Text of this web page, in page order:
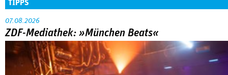
TIPPS
07.08.2026
ZDF-Mediathek: »München Beats«